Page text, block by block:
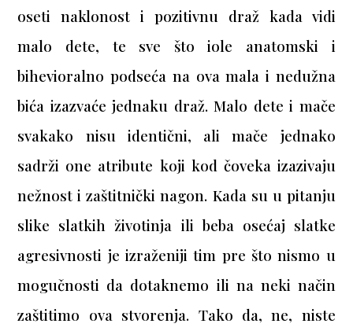
oseti naklonost i pozitivnu draž kada vidi
malo dete, te sve što iole anatomski i
bihevioralno podseća na ova mala i nedužna
bića izazvaće jednaku draž. Malo dete i mače
svakako nisu identični, ali mače jednako
sadrži one atribute koji kod čoveka izazivaju
nežnost i zaštitnički nagon. Kada su u pitanju
slike slatkih životinja ili beba osećaj slatke
agresivnosti je izraženiji tim pre što nismo u
mogučnosti da dotaknemo ili na neki način
zaštitimo ova stvorenja. Tako da, ne, niste